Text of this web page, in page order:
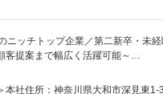
きる環境です！
りに携わっていたが直近別業界で
ニッチトップ企業／第二新卒・未
客提案まで幅広く活躍可能～
本社住所：神奈川県大和市深見東1-